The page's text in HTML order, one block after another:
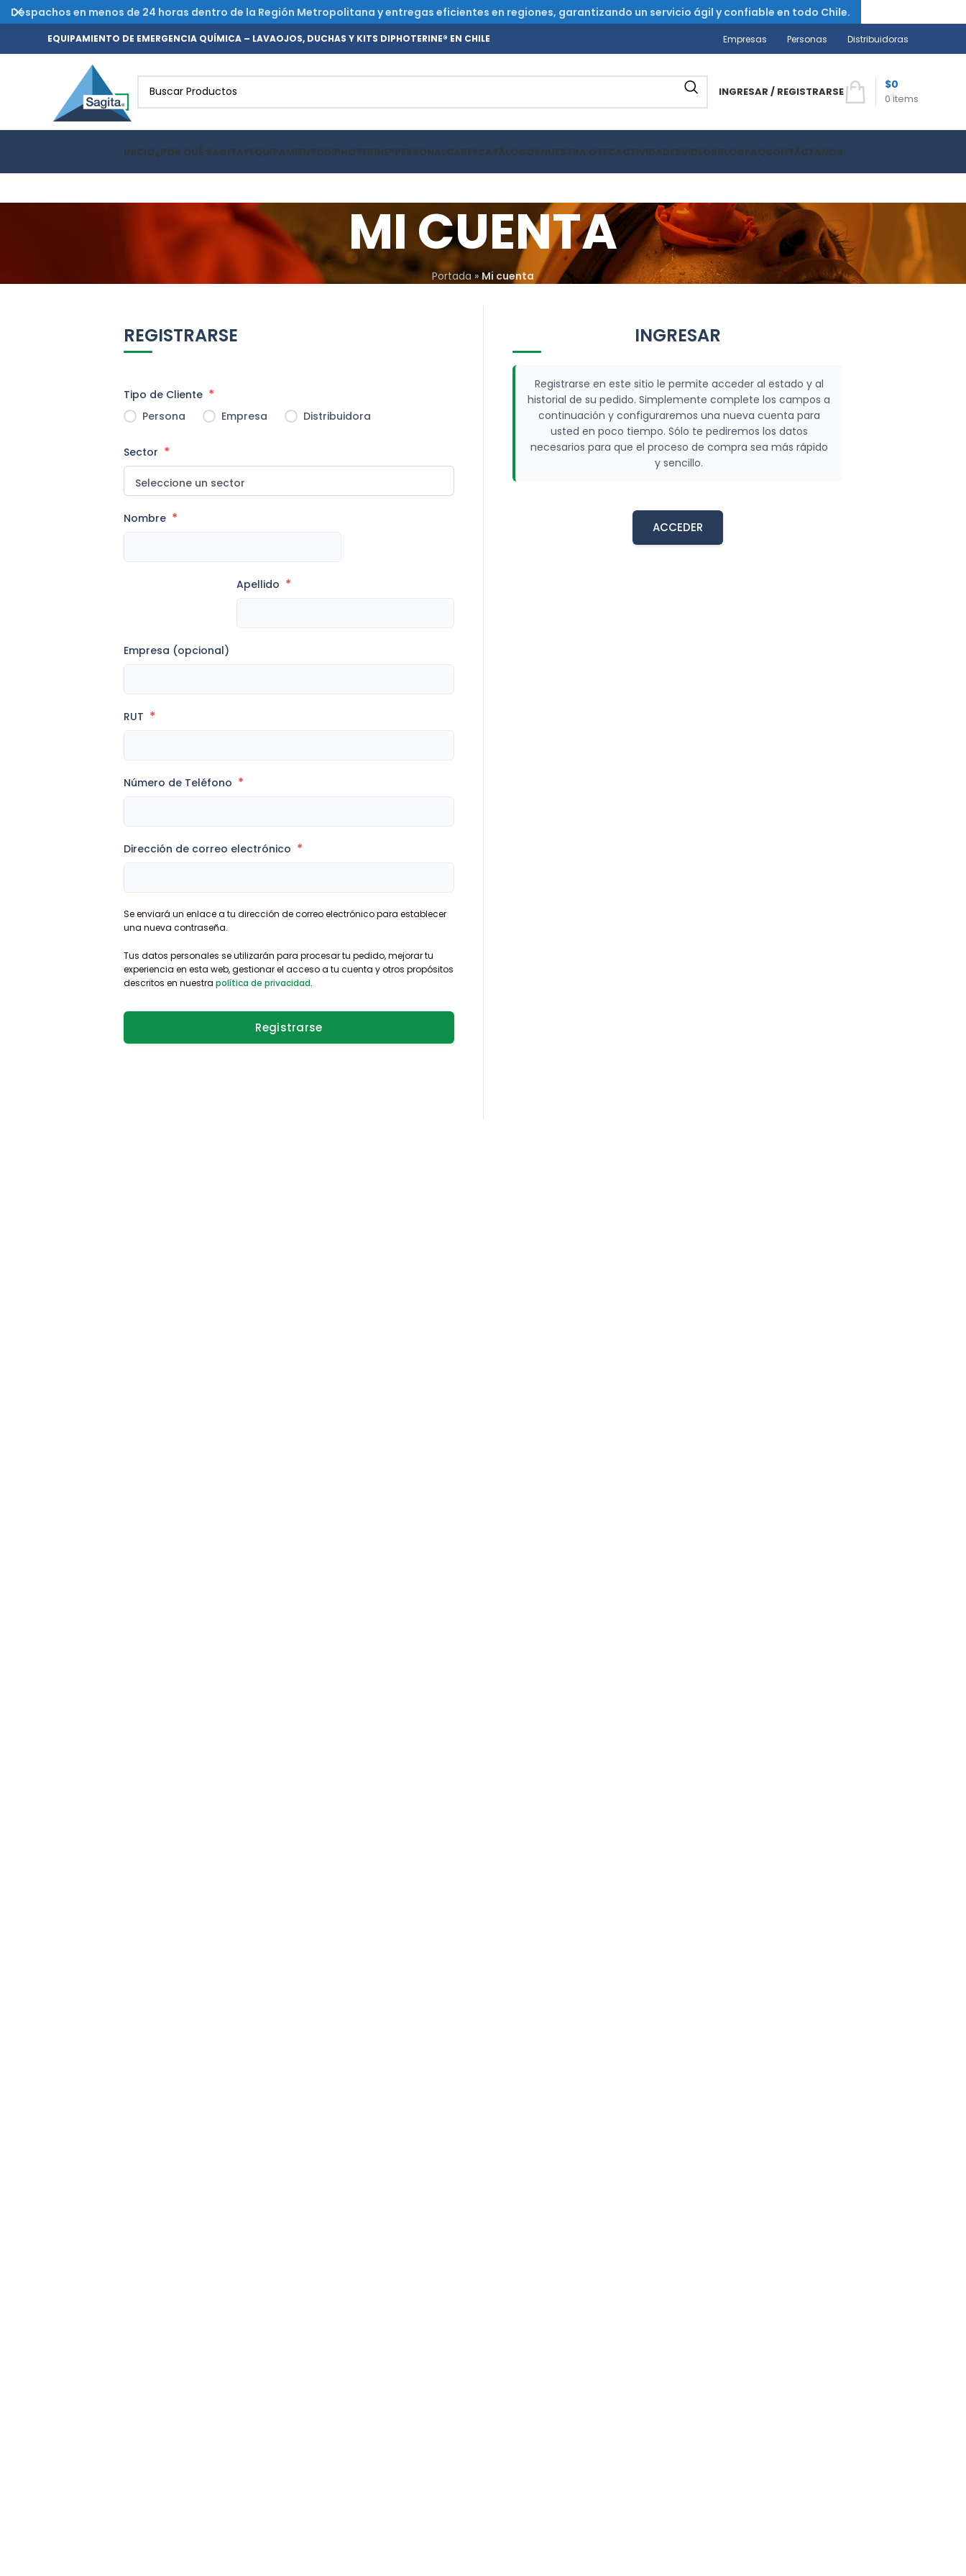
EQUIPAMIENTO DE EMERGENCIA QUÍMICA – LAVAOJOS, DUCHAS Y KITS DIPHOTERINE® EN CHILE Empresas Personas Distribuidoras
INGRESAR / REGISTRARSE
0 items
$0
INICIO¿POR QUÉ SAGITA?EQUIPAMIENTODIPHOTERINE®PERSONALCARE®CATÁLOGOSNUESTRA OTECACTIVIDADESVIDEOSBLOGFAQCONTÁCTANOS
MI CUENTA
Portada»Mi cuenta
REGISTRARSE
Tipo de Cliente *
Persona Empresa Distribuidora
Sector *
Nombre *
Apellido *
Empresa (opcional)
RUT *
Número de Teléfono *
Dirección de correo electrónico *
Se enviará un enlace a tu dirección de correo electrónico para establecer
una nueva contraseña.
Tus datos personales se utilizarán para procesar tu pedido, mejorar tu
experiencia en esta web, gestionar el acceso a tu cuenta y otros propósitos
descritos en nuestra política de privacidad.
Registrarse
INGRESAR
Registrarse en este sitio le permite acceder al estado y al
historial de su pedido. Simplemente complete los campos a
continuación y configuraremos una nueva cuenta para
usted en poco tiempo. Sólo te pediremos los datos
necesarios para que el proceso de compra sea más rápido
y sencillo.
ACCEDER
Despachos en menos de 24 horas dentro de la Región Metropolitana y entregas eficientes en regiones, garantizando un servicio ágil y confiable en todo Chile.